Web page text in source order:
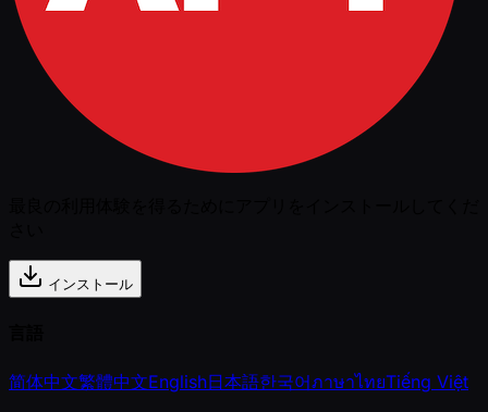
インストール
简体中文繁體中文English日本語한국어ภาษาไทยTiếng Việt